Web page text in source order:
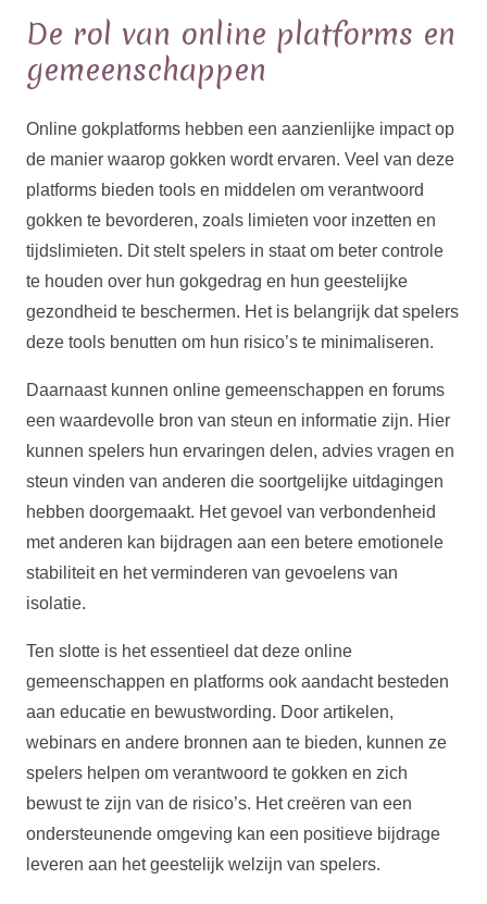
De rol van online platforms en
gemeenschappen
Online gokplatforms hebben een aanzienlijke impact op
de manier waarop gokken wordt ervaren. Veel van deze
platforms bieden tools en middelen om verantwoord
gokken te bevorderen, zoals limieten voor inzetten en
tijdslimieten. Dit stelt spelers in staat om beter controle
te houden over hun gokgedrag en hun geestelijke
gezondheid te beschermen. Het is belangrijk dat spelers
deze tools benutten om hun risico’s te minimaliseren.
Daarnaast kunnen online gemeenschappen en forums
een waardevolle bron van steun en informatie zijn. Hier
kunnen spelers hun ervaringen delen, advies vragen en
steun vinden van anderen die soortgelijke uitdagingen
hebben doorgemaakt. Het gevoel van verbondenheid
met anderen kan bijdragen aan een betere emotionele
stabiliteit en het verminderen van gevoelens van
isolatie.
Ten slotte is het essentieel dat deze online
gemeenschappen en platforms ook aandacht besteden
aan educatie en bewustwording. Door artikelen,
webinars en andere bronnen aan te bieden, kunnen ze
spelers helpen om verantwoord te gokken en zich
bewust te zijn van de risico’s. Het creëren van een
ondersteunende omgeving kan een positieve bijdrage
leveren aan het geestelijk welzijn van spelers.